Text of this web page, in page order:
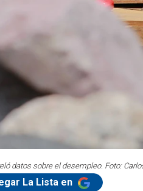
datos sobre el desempleo. Foto:
La Lista en